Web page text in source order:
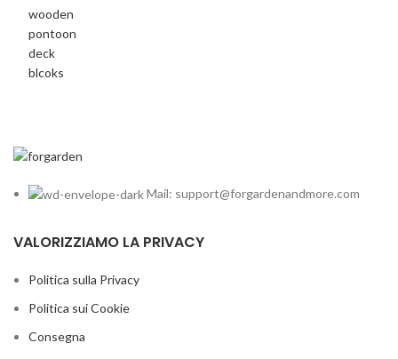
Mail: support@forgardenandmore.com
VALORIZZIAMO LA PRIVACY
Politica sulla Privacy
Politica sui Cookie
Consegna